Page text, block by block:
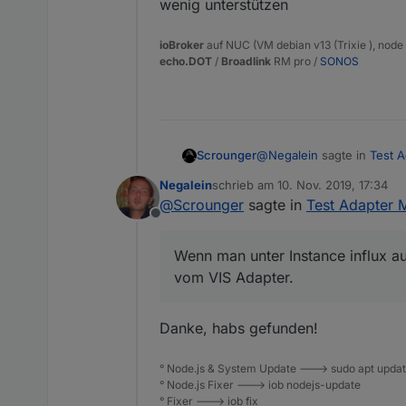
Ich hab jetzt bei allen
Einstellungen eingefügt,
wenig unterstützen
ioBroker auf NUC (VM debian v13 (Trixie ),
echo.DOT / Broadlink RM pro / SONOS
Scrounger@Negalein sagte in Test
Influx
Wenn man unter
Offline
Negaleinschrieb am 10. Nov. 2019, 17:34
zuletzt editiert von
@Scrounger sagte in Test Adapter
Wenn man unter Instance influx
vom VIS Adapter.
Danke, habs gefunden!
° Node.js & System Update ---> sudo apt
° Node.js Fixer ---> iob nodejs-update
° Fixer ---> iob fix